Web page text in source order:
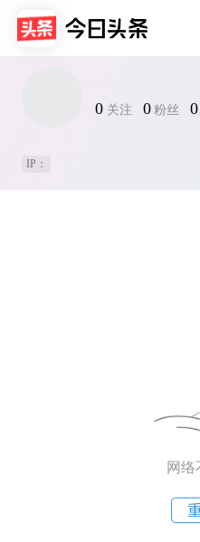
0 关注 0 粉丝 0
IP：
网络